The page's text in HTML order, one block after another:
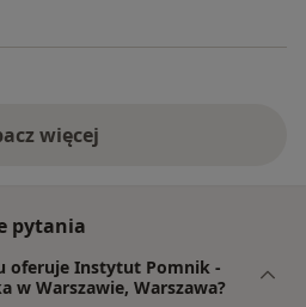
więcej
pytania
oferuje Instytut Pomnik -
w Warszawie, Warszawa?